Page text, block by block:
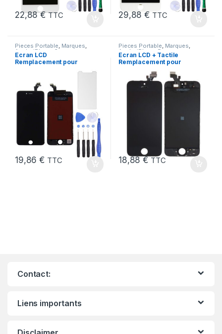
22,88€ TTC 29,88€ TTC
Pieces Portable, Marques,
Apple iPhone 6
Ecran LCD
Remplacement pour
19,86€ TTC
Pieces Portable, Marques,
Apple iPhone 5
Ecran LCD + Tactile
Remplacement pour
18,88€ TTC
Contact:
Liens importants